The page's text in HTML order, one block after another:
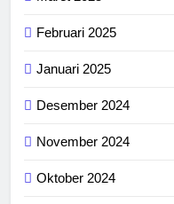
Februari 2025
Januari 2025
Desember 2024
November 2024
Oktober 2024